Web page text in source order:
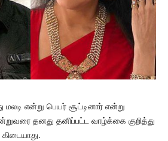
என்று பெயர் சூட்டினார் என்று
தனது தனிப்பட்ட வாழ்க்கை குறித்து